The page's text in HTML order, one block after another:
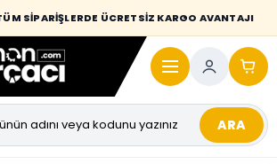
SİPARİŞLERDE ÜCRETSİZ KARGO AVANTAJI
aşan kaporta parçalarında taşıma bedeli alıcıya
yansıtılmaktadır.
ARA